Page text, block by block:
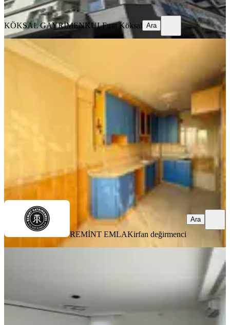
Ara
KÖKSAL GAYRİMENKULFırat Köksal Ara
YENİ
Seyhan, Tellidere Mahallesi
170 m² 10. Kat·03.08.2026
4.000.000 ₺
irfan değirmenci
Ara
REMİNT EMLAKirfan değirmenci
Ara
Seyhan, Tellidere Mahallesi
3+1·140 m²